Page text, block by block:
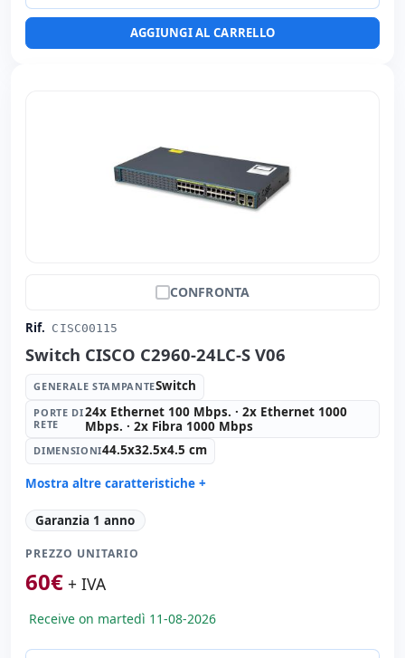
AGGIUNGI AL CARRELLO
CONFRONTA
Rif. CISC00115
Switch CISCO C2960-24LC-S V06
GENERALE STAMPANTESwitch
PORTE DI
RETE
24x Ethernet 100 Mbps. · 2x Ethernet 1000
Mbps. · 2x Fibra 1000 Mbps
DIMENSIONI44.5x32.5x4.5 cm
Mostra altre caratteristiche +
Generale stampante:
Porte di rete: 24x Ethernet 100 Mbps. · 2x Ethernet
1000 Mbps. · 2x Fibra 1000 Mbps.
Dimensioni:
Peso:
4.50 Kg.
Garanzia 1 anno
PREZZO UNITARIO
60€ + IVA
Receive on martedì 11-08-2026